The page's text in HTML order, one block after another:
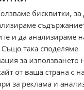
лв. 0.61
бисквитки, за
и да анализираме
така споделяме
за използването
от ваша страна с
за реклама и